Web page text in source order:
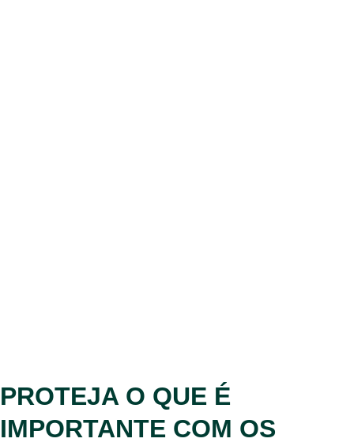
PROTEJA O QUE É
IMPORTANTE COM OS